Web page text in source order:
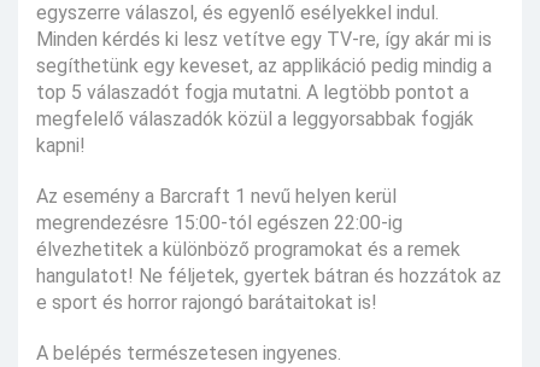
egyszerre válaszol, és egyenlő esélyekkel indul.
Minden kérdés ki lesz vetítve egy TV-re, így akár mi is
segíthetünk egy keveset, az applikáció pedig mindig a
top 5 válaszadót fogja mutatni. A legtöbb pontot a
megfelelő válaszadók közül a leggyorsabbak fogják
kapni!
Az esemény a Barcraft 1 nevű helyen kerül
megrendezésre 15:00-tól egészen 22:00-ig
élvezhetitek a különböző programokat és a remek
hangulatot! Ne féljetek, gyertek bátran és hozzátok az
e sport és horror rajongó barátaitokat is!
A belépés természetesen ingyenes.